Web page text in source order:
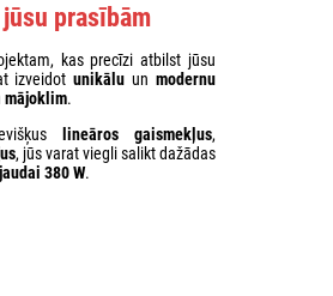
prasībām
kas precīzi atbilst jūsu
izveidotunikālu un modernu
mājoklim.
lineāros gaismekļus,
, jūs varat viegli salikt dažādas
jaudai 380 W.